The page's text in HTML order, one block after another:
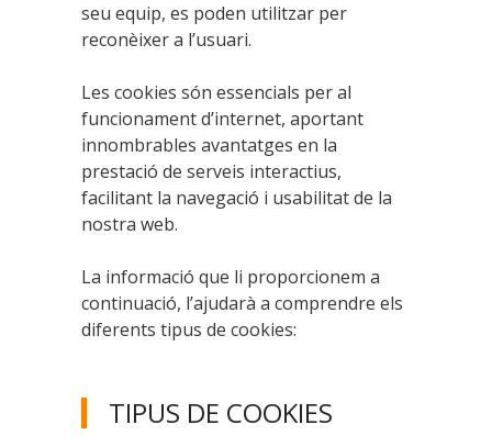
seu equip, es poden utilitzar per
reconèixer a l’usuari.
Les cookies són essencials per al
funcionament d’internet, aportant
innombrables avantatges en la
prestació de serveis interactius,
facilitant la navegació i usabilitat de la
nostra web.
La informació que li proporcionem a
continuació, l’ajudarà a comprendre els
diferents tipus de cookies:
TIPUS DE COOKIES